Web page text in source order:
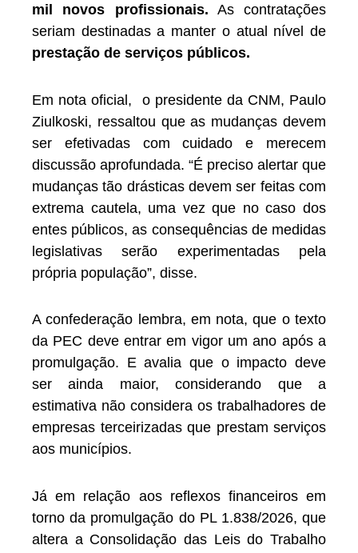
mil novos profissionais. As contratações
seriam destinadas a manter o atual nível de
prestação de serviços públicos.
Em nota oficial, o presidente da CNM, Paulo
Ziulkoski, ressaltou que as mudanças devem
ser efetivadas com cuidado e merecem
discussão aprofundada. “É preciso alertar que
mudanças tão drásticas devem ser feitas com
extrema cautela, uma vez que no caso dos
entes públicos, as consequências de medidas
legislativas serão experimentadas pela
própria população”, disse.
A confederação lembra, em nota, que o texto
da PEC deve entrar em vigor um ano após a
promulgação. E avalia que o impacto deve
ser ainda maior, considerando que a
estimativa não considera os trabalhadores de
empresas terceirizadas que prestam serviços
aos municípios.
Já em relação aos reflexos financeiros em
torno da promulgação do PL 1.838/2026, que
altera a Consolidação das Leis do Trabalho